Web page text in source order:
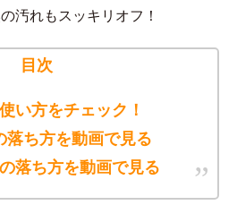
汚れもスッキリオフ！
目次
い方をチェック！
ち方を動画で見る
落ち方を動画で見る